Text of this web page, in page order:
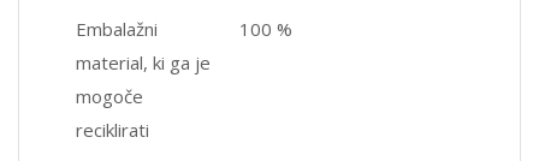
Embalažni
material, ki ga je
mogoče
reciklirati
100 %